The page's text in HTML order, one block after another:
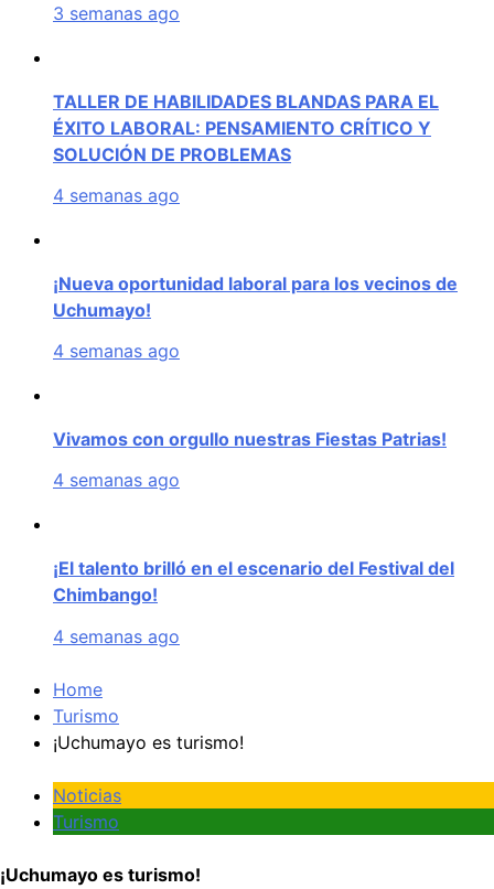
3 semanas ago
TALLER DE HABILIDADES BLANDAS PARA EL
ÉXITO LABORAL: PENSAMIENTO CRÍTICO Y
SOLUCIÓN DE PROBLEMAS
4 semanas ago
¡Nueva oportunidad laboral para los vecinos de
Uchumayo!
4 semanas ago
Vivamos con orgullo nuestras Fiestas Patrias!
4 semanas ago
¡El talento brilló en el escenario del Festival del
Chimbango!
4 semanas ago
Home
Turismo
¡Uchumayo es turismo!
Noticias
Turismo
¡Uchumayo es turismo!